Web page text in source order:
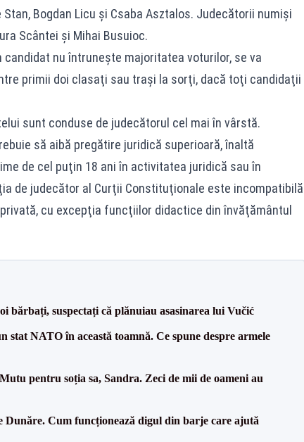
Bogdan Licu şi Csaba Asztalos. Judecătorii numişi
Scântei şi Mihai Busuioc.
nu întruneşte majoritatea voturilor, se va
primii doi clasaţi sau traşi la sorţi, dacă toţi candidaţii
sunt conduse de judecătorul cel mai în vârstă.
să aibă pregătire juridică superioară, înaltă
de cel puţin 18 ani în activitatea juridică sau în
de judecător al Curţii Constituţionale este incompatibilă
cu excepţia funcţiilor didactice din învăţământul
bărbați, suspectați că plănuiau asasinarea lui Vučić
stat NATO în această toamnă. Ce spune despre armele
pentru soția sa, Sandra. Zeci de mii de oameni au
Dunăre. Cum funcționează digul din barje care ajută